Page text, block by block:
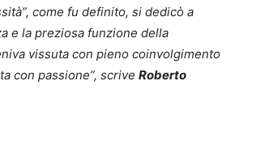
come fu definito, si dedicò a
e la preziosa funzione della
vissuta con pieno coinvolgimento
con passione”, scrive Roberto